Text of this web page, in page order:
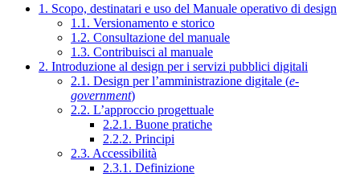
1. Scopo, destinatari e uso del Manuale operativo di design
1.1. Versionamento e storico
1.2. Consultazione del manuale
1.3. Contribuisci al manuale
2. Introduzione al design per i servizi pubblici digitali
2.1. Design per l’amministrazione digitale (e-
government)
2.2. L’approccio progettuale
2.2.1. Buone pratiche
2.2.2. Principi
2.3. Accessibilità
2.3.1. Definizione